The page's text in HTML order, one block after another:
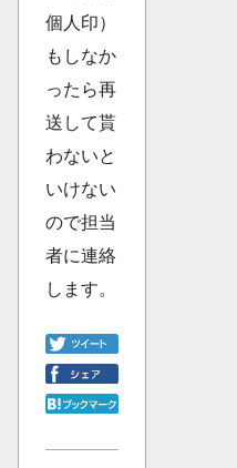
個人印）
もしなか
ったら再
送して貰
わないと
いけない
ので担当
者に連絡
します。